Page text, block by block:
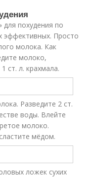
для похудения по
эффективных. Просто
молока. Как
молоко,
ст. л. крахмала.
Разведите 2 ст.
воды. Влейте
молоко.
мёдом.
ложек сухих